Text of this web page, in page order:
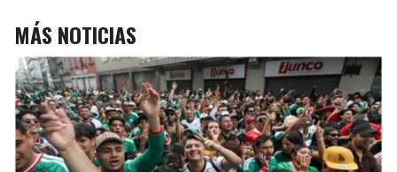
MÁS NOTICIAS